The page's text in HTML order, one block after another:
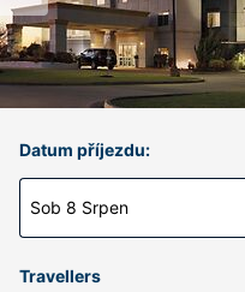
Datum příjezdu:
Sob 8 Srpen
Travellers